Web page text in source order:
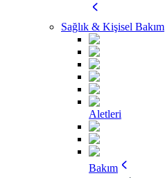
Sağlık & Kişisel Bakım
Aletleri
Bakım